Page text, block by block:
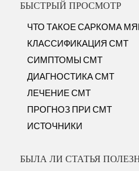
БЫСТРЫЙ ПРОСМОТР
ЧТО ТАКОЕ САРКОМА
КЛАССИФИКАЦИЯ СМТ
СИМПТОМЫ СМТ
ДИАГНОСТИКА СМТ
ЛЕЧЕНИЕ СМТ
ПРОГНОЗ ПРИ СМТ
ИСТОЧНИКИ
БЫЛА ЛИ СТАТЬЯ